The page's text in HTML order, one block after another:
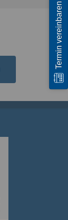
Termin vereinbaren